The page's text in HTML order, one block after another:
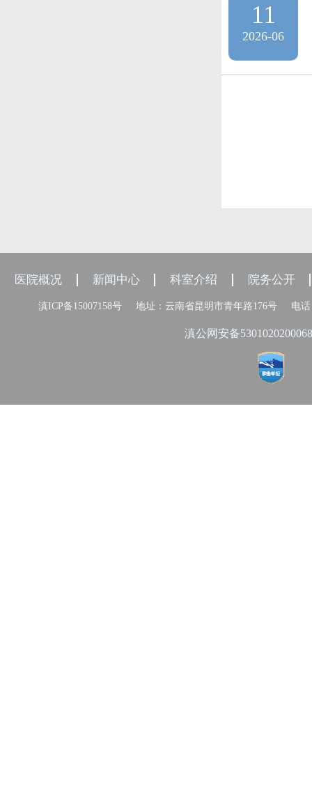
11
2026-06
医院概况 新闻中心 科室介绍 院务公开
滇ICP备15007158号 地址：云南省昆明市青年路176号 电话
滇公网安备